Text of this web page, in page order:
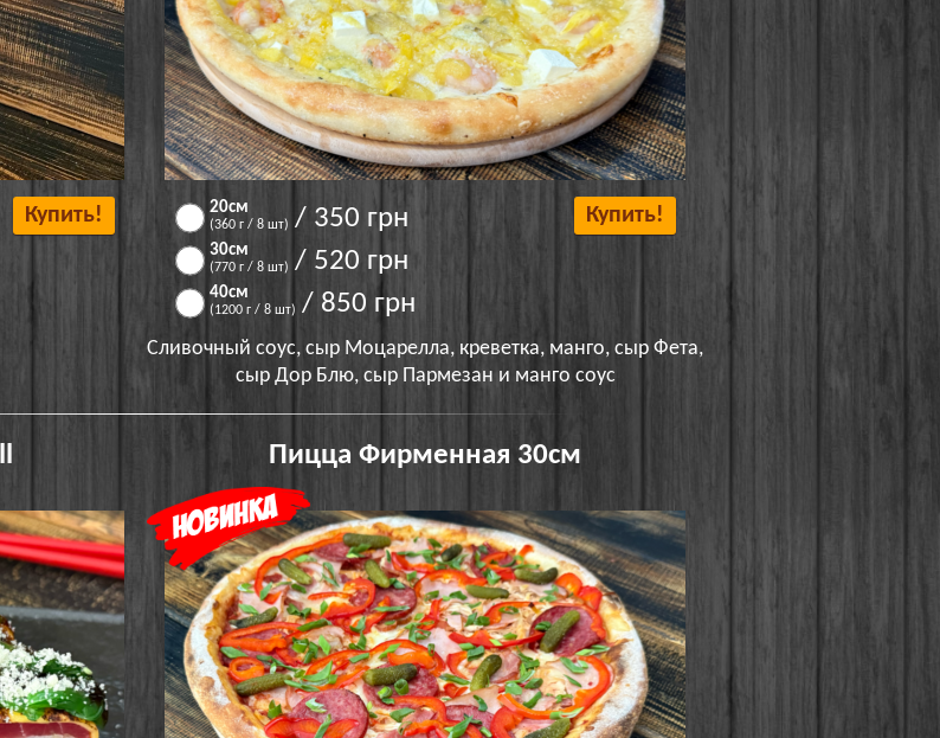
Купить! 20см
(360 г / 8 шт) / 350 грн
30см
(770 г / 8 шт) / 520 грн
40см
(1200 г / 8 шт) / 850 грн
Купить!
Сливочный соус, сыр Моцарелла, креветка, манго, сыр Фета,
сыр Дор Блю, сыр Пармезан и манго соус
Пицца Фирменная 30см